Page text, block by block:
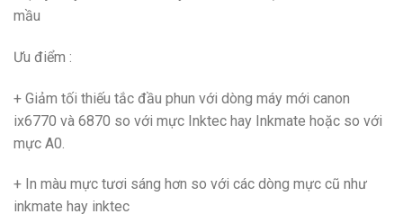
mầu
Ưu điểm :
+ Giảm tối thiếu tắc đầu phun với dòng máy mới canon
ix6770 và 6870 so với mực Inktec hay Inkmate hoặc so với
mực A0.
+ In màu mực tươi sáng hơn so với các dòng mực cũ như
inkmate hay inktec